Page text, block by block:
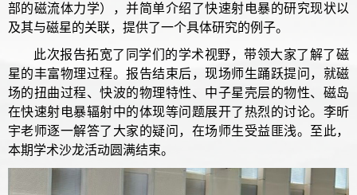
部的磁流体力学），并简单介绍了快速射电暴的研究现状以
及其与磁星的关联，提供了一个具体研究的例子。
此次报告拓宽了同学们的学术视野，带领大家了解了磁
星的丰富物理过程。报告结束后，现场师生踊跃提问，就磁
场的扭曲过程、快波的物理特性、中子星壳层的物性、磁岛
在快速射电暴辐射中的体现等问题展开了热烈的讨论。李昕
宇老师逐一解答了大家的疑问，在场师生受益匪浅。至此，
本期学术沙龙活动圆满结束。